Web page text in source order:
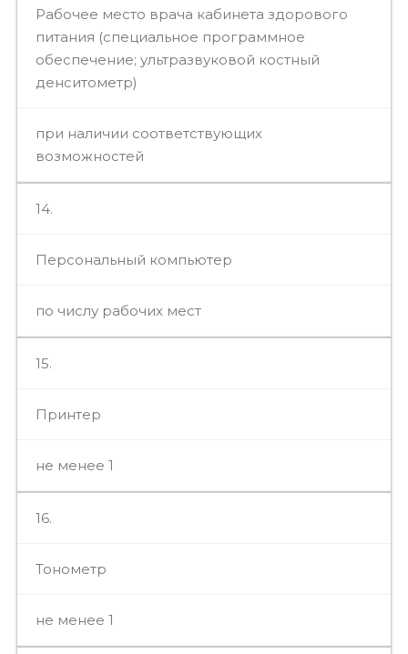
Рабочее место врача кабинета здорового
питания (специальное программное
обеспечение; ультразвуковой костный
денситометр)
при наличии соответствующих
возможностей
14.
Персональный компьютер
по числу рабочих мест
15.
Принтер
не менее 1
16.
Тонометр
не менее 1